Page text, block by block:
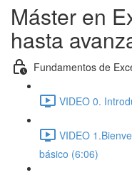
Máster en
hasta
Fundamentos de
VIDEO 0.
VIDEO
básico (6:06)